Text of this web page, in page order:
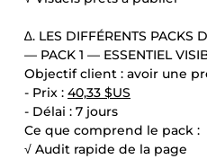
∆. LES DIFFÉRENTS PACKS
— PACK 1 — ESSENTIEL
Objectif client : avoir une
- Prix : 40,33 $US
- Délai : 7 jours
Ce que comprend le pack :
√ Audit rapide de la page